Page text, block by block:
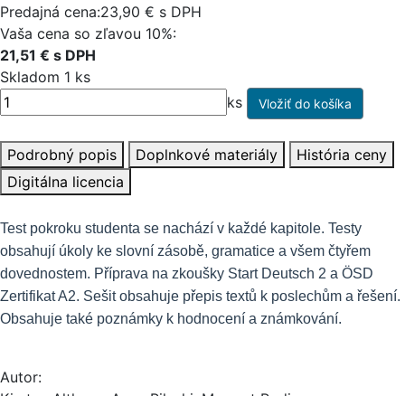
Predajná cena:23,90 € s DPH
Vaša cena so zľavou 10%:
21,51 € s DPH
Skladom 1 ks
ks
Podrobný popis Doplnkové materiály
História ceny
Digitálna licencia
Test pokroku studenta se nachází v každé kapitole. Testy
obsahují úkoly ke slovní zásobě, gramatice a všem čtyřem
dovednostem. Příprava na zkoušky Start Deutsch 2 a ÖSD
Zertifikat A2. Sešit obsahuje přepis textů k poslechům a řešení.
Obsahuje také poznámky k hodnocení a známkování.
Autor: